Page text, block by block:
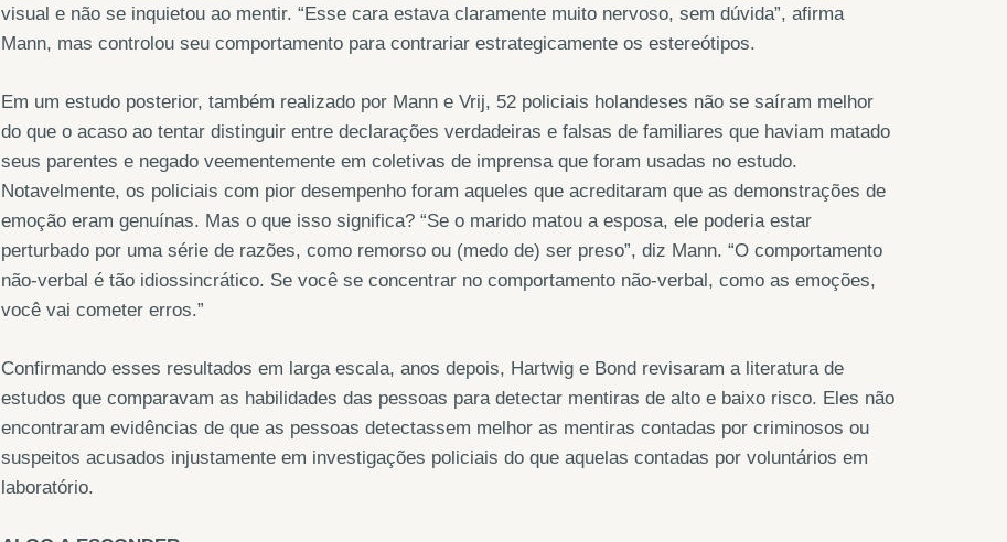
visual e não se inquietou ao mentir. “Esse cara estava claramente muito nervoso, sem dúvida”, afirma
Mann, mas controlou seu comportamento para contrariar estrategicamente os estereótipos.
Em um estudo posterior, também realizado por Mann e Vrij, 52 policiais holandeses não se saíram melhor
do que o acaso ao tentar distinguir entre declarações verdadeiras e falsas de familiares que haviam matado
seus parentes e negado veementemente em coletivas de imprensa que foram usadas no estudo.
Notavelmente, os policiais com pior desempenho foram aqueles que acreditaram que as demonstrações de
emoção eram genuínas. Mas o que isso significa? “Se o marido matou a esposa, ele poderia estar
perturbado por uma série de razões, como remorso ou (medo de) ser preso”, diz Mann. “O comportamento
não-verbal é tão idiossincrático. Se você se concentrar no comportamento não-verbal, como as emoções,
você vai cometer erros.”
Confirmando esses resultados em larga escala, anos depois, Hartwig e Bond revisaram a literatura de
estudos que comparavam as habilidades das pessoas para detectar mentiras de alto e baixo risco. Eles não
encontraram evidências de que as pessoas detectassem melhor as mentiras contadas por criminosos ou
suspeitos acusados ​​injustamente em investigações policiais do que aquelas contadas por voluntários em
laboratório.